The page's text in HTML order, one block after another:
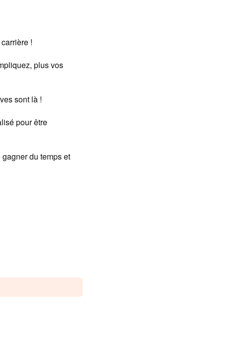
!
plus vos
sont là !
pour être
du temps et